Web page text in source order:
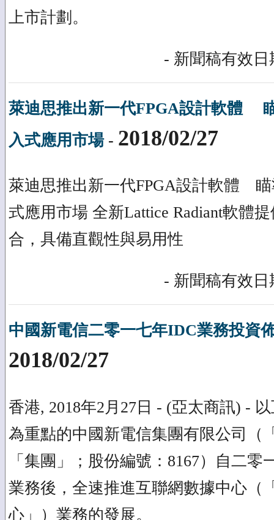
上市計劃。
- 新聞稿有效日
萊迪思推出新一代FPGA設計軟體
入式應用市場- 2018/02/27
萊迪思推出新一代FPGA設計軟體
式應用市場 全新Lattice Radiant軟體
合，具備直觀性與易用性
- 新聞稿有效日
中國新電信二零一七年IDC業務投資
2018/02/27
香港, 2018年2月27日 - (亞太商訊) -
為重點的中國新電信集團有限公司（
「集團」；股份編號：8167）自二零
業務後，全速推進互聯網數據中心（
心」）業務的發展。